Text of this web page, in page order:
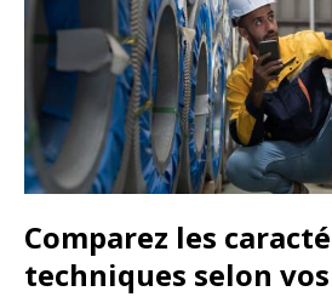
Comparez les
techniques selon